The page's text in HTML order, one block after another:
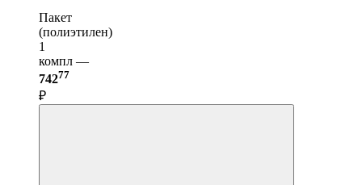
Пакет
(полиэтилен)
1
компл —
74277
₽